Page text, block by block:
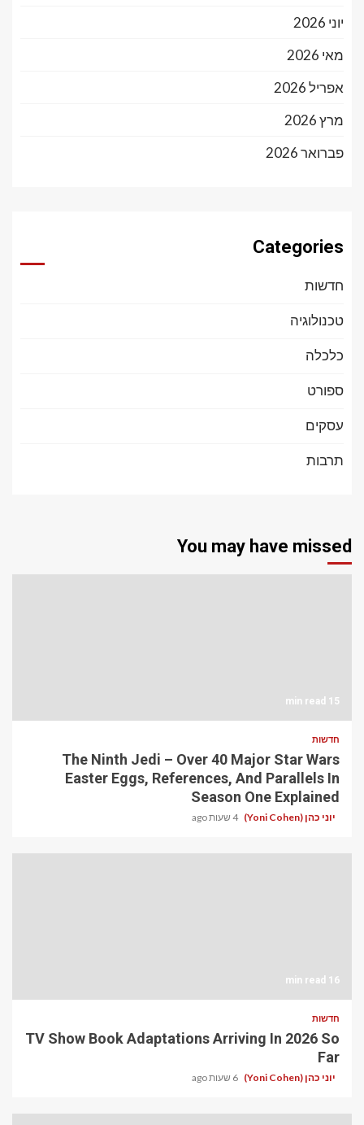
יוני 2026
מאי 2026
אפריל 2026
מרץ 2026
פברואר 2026
Categories
חדשות
טכנולוגיה
כלכלה
ספורט
עסקים
תרבות
You may have missed
15 min read
חדשות
The Ninth Jedi – Over 40 Major Star Wars
Easter Eggs, References, And Parallels In
Season One Explained
יוני כהן (Yoni Cohen) 4 שעות ago
16 min read
חדשות
TV Show Book Adaptations Arriving In 2026 So
Far
יוני כהן (Yoni Cohen) 6 שעות ago